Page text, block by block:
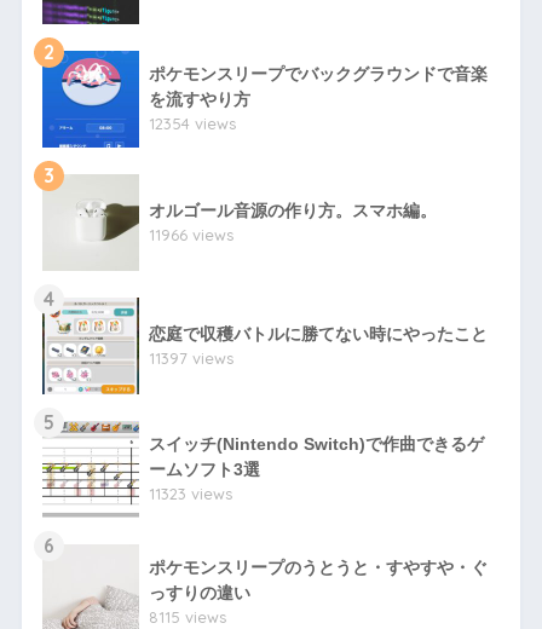
2
ポケモンスリープでバックグラウンドで音楽
を流すやり方
12354 views
3
オルゴール音源の作り方。スマホ編。
11966 views
4
恋庭で収穫バトルに勝てない時にやったこと
11397 views
5
スイッチ(Nintendo Switch)で作曲できるゲ
ームソフト3選
11323 views
6
ポケモンスリープのうとうと・すやすや・ぐ
っすりの違い
8115 views